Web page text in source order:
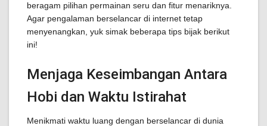
beragam pilihan permainan seru dan fitur menariknya.
Agar pengalaman berselancar di internet tetap
menyenangkan, yuk simak beberapa tips bijak berikut
ini!
Menjaga Keseimbangan Antara
Hobi dan Waktu Istirahat
Menikmati waktu luang dengan berselancar di dunia